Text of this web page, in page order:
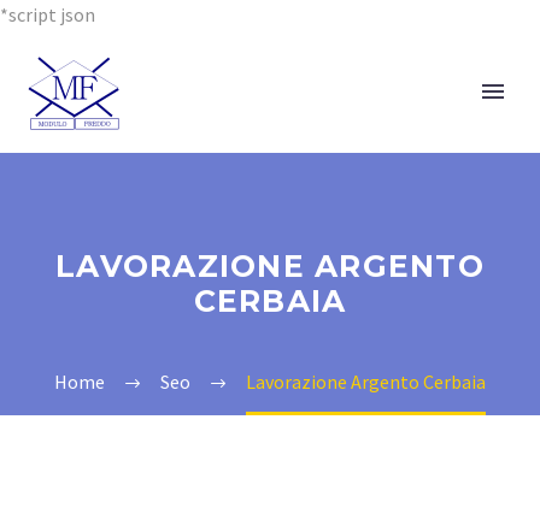
*script json
LAVORAZIONE ARGENTO
CERBAIA
Home Seo Lavorazione Argento Cerbaia